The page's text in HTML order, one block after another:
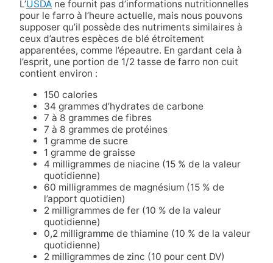
L’USDAne fournit pas d’informations nutritionnelles
pour le farro à l’heure actuelle, mais nous pouvons
supposer qu’il possède des nutriments similaires à
ceux d’autres espèces de blé étroitement
apparentées, comme l’épeautre. En gardant cela à
l’esprit, une portion de 1/2 tasse de farro non cuit
contient environ :
150 calories
34 grammes d’hydrates de carbone
7 à 8 grammes de fibres
7 à 8 grammes de protéines
1 gramme de sucre
1 gramme de graisse
4 milligrammes de niacine (15 % de la valeur
quotidienne)
60 milligrammes de magnésium (15 % de
l’apport quotidien)
2 milligrammes de fer (10 % de la valeur
quotidienne)
0,2 milligramme de thiamine (10 % de la valeur
quotidienne)
2 milligrammes de zinc (10 pour cent DV)